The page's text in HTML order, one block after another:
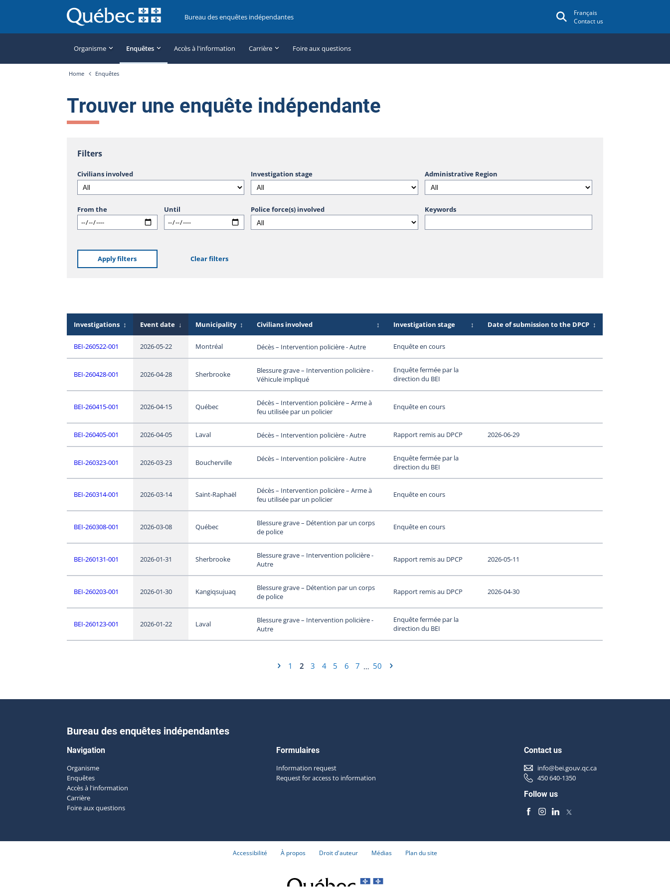
Bureau des enquêtes indépendantes
Français
Contact us
Organisme Enquêtes Accès à l'information Carrière Foire aux questions
Home Enquêtes
Trouver une enquête indépendante
Filters
Civilians involved Investigation stage Administrative Region
From the Until Police force(s) involved Keywords
Apply filters Clear filters
Investigations ↕ Event date ↓ Municipality ↕ Civilians involved ↕ Investigation stage ↕ Date of submission to the DPCP ↕
BEI-260522-001 2026-05-22 Montréal Décès – Intervention policière - Autre Enquête en cours
BEI-260428-001 2026-04-28 Sherbrooke
Blessure grave – Intervention policière -
Véhicule impliqué
Enquête fermée par la
direction du BEI
BEI-260415-001 2026-04-15 Québec
Décès – Intervention policière – Arme à
feu utilisée par un policier
Enquête en cours
BEI-260405-001 2026-04-05 Laval Décès – Intervention policière - Autre Rapport remis au DPCP 2026-06-29
BEI-260323-001 2026-03-23 Boucherville Décès – Intervention policière - Autre
Enquête fermée par la
direction du BEI
BEI-260314-001 2026-03-14 Saint-Raphaël
Décès – Intervention policière – Arme à
feu utilisée par un policier
Enquête en cours
BEI-260308-001 2026-03-08 Québec
Blessure grave – Détention par un corps
de police
Enquête en cours
BEI-260131-001 2026-01-31 Sherbrooke
Blessure grave – Intervention policière -
Autre
Rapport remis au DPCP 2026-05-11
BEI-260203-001 2026-01-30 Kangiqsujuaq
Blessure grave – Détention par un corps
de police
Rapport remis au DPCP 2026-04-30
BEI-260123-001 2026-01-22 Laval
Blessure grave – Intervention policière -
Autre
Enquête fermée par la
direction du BEI
1 2 3 4 5 6 7 … 50
Bureau des enquêtes indépendantes
Navigation
Organisme
Enquêtes
Accès à l'information
Carrière
Foire aux questions
Formulaires
Information request
Request for access to information
Contact us
info@bei.gouv.qc.ca
450 640-1350
Follow us
Accessibilité À propos Droit d'auteur Médias Plan du site